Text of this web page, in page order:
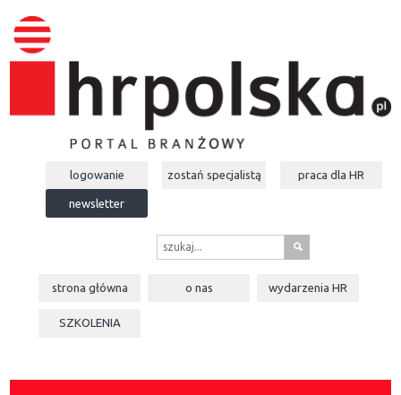
logowanie zostań specjalistą praca dla HR
newsletter
s
strona główna o nas wydarzeniaHR
SZKOLENIA